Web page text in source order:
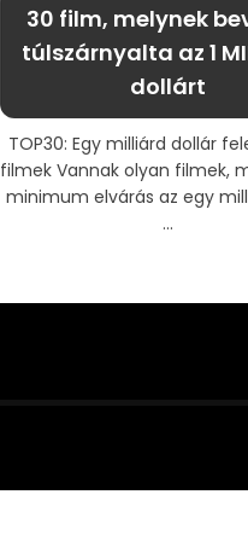
30 film, melynek
túlszárnyalta az 1
dollárt
TOP30: Egy milliárd dollár
filmek Vannak olyan filmek,
minimum elvárás az egy
...